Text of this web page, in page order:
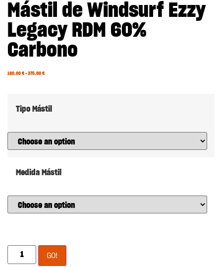
Mástil de Windsurf Ezzy
Legacy RDM 60%
Carbono
160.00 € –375.00 €
Tipo Mástil
Medida Mástil
GO!